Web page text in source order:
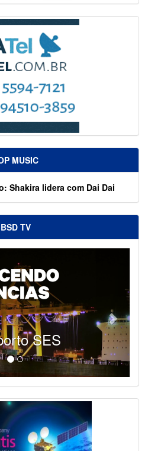
MUSIC
Shakira lidera com Dai Dai
BSD TV
SES